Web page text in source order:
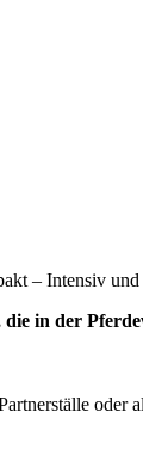
– Intensiv
in der
oder